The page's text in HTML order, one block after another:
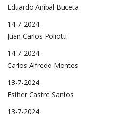
Eduardo Aníbal Buceta
14-7-2024
Juan Carlos Poliotti
14-7-2024
Carlos Alfredo Montes
13-7-2024
Esther Castro Santos
13-7-2024